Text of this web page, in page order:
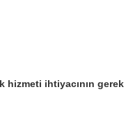
ihtiyacının gerek